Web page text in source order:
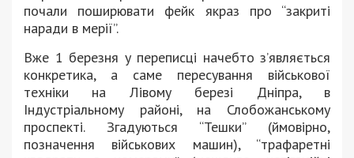
почали поширювати фейк якраз про “закриті
наради в мерії”.
Вже 1 березня у переписці начебто з’являється
конкретика, а саме пересування військової
техніки на Лівому березі Дніпра, в
Індустріальному районі, на Слобожанському
проспекті. Згадуються “Тешки” (ймовірно,
позначення військових машин), “трафаретні